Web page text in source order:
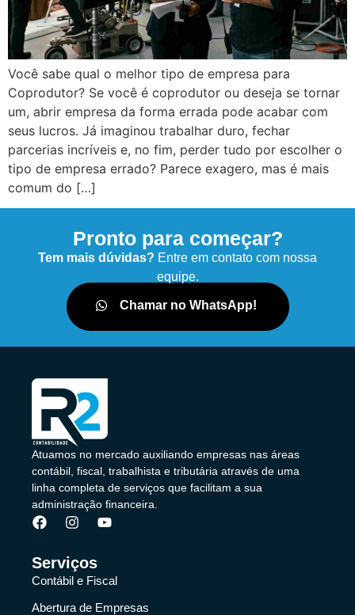
Você sabe qual o melhor tipo de empresa para
Coprodutor? Se você é coprodutor ou deseja se tornar
um, abrir empresa da forma errada pode acabar com
seus lucros. Já imaginou trabalhar duro, fechar
parcerias incríveis e, no fim, perder tudo por escolher o
tipo de empresa errado? Parece exagero, mas é mais
comum do […]
Pronto para começar?
Tem mais dúvidas? Entre em contato com nossa
equipe.
Chamar no WhatsApp!
Atuamos no mercado auxiliando empresas nas áreas
contábil, fiscal, trabalhista e tributária através de uma
linha completa de serviços que facilitam a sua
administração financeira.
Serviços
Contábil e Fiscal
Abertura de Empresas